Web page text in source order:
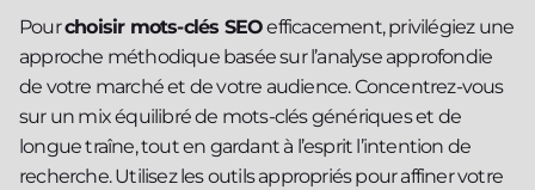
Pourchoisir mots-clés SEOefficacement, privilégiez une
approche méthodique basée sur l’analyse approfondie
de votre marché et de votre audience. Concentrez-vous
sur un mix équilibré de mots-clés génériques et de
longue traîne, tout en gardant à l’esprit l’intention de
recherche. Utilisez les outils appropriés pour affiner votre